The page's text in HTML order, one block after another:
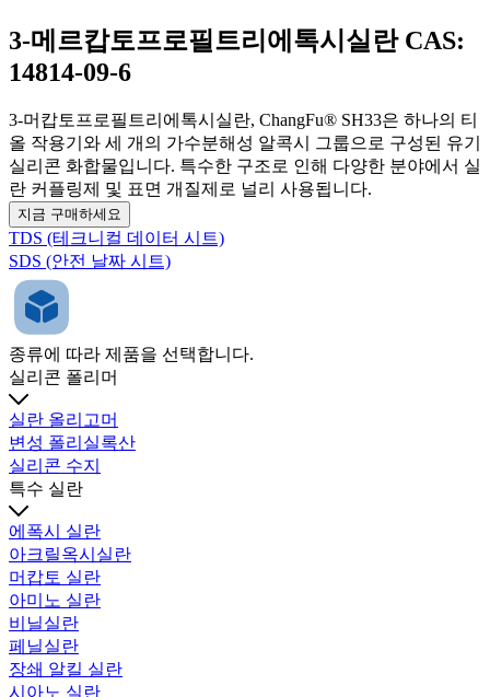
3-메르캅토프로필트리에톡시실란 CAS:
14814-09-6
3-머캅토프로필트리에톡시실란, ChangFu® SH33은 하나의 티
올 작용기와 세 개의 가수분해성 알콕시 그룹으로 구성된 유기
실리콘 화합물입니다. 특수한 구조로 인해 다양한 분야에서 실
란 커플링제 및 표면 개질제로 널리 사용됩니다.
지금 구매하세요
TDS (테크니컬 데이터 시트)
SDS (안전 날짜 시트)
종류에 따라 제품을 선택합니다.
실리콘 폴리머
실란 올리고머
변성 폴리실록산
실리콘 수지
특수 실란
에폭시 실란
아크릴옥시실란
머캅토 실란
아미노 실란
비닐실란
페닐실란
장쇄 알킬 실란
시아노 실란